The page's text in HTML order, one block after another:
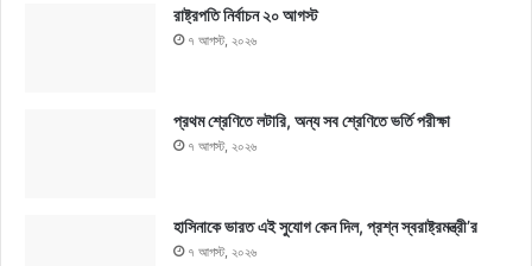
রাষ্ট্রপতি নির্বাচন ২০ আগস্ট
৭ আগস্ট, ২০২৬
প্রথম শ্রেণিতে লটারি, অন্য সব শ্রেণিতে ভর্তি পরীক্ষা
৭ আগস্ট, ২০২৬
হাসিনাকে ভারত এই সুযোগ কেন দিল, প্রশ্ন স্বরাষ্ট্রমন্ত্রী’র
৭ আগস্ট, ২০২৬